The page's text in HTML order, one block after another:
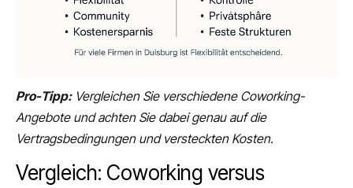
Pro-Tipp: Vergleichen Sie verschiedene Coworking-
Angebote und achten Sie dabei genau auf die
Vertragsbedingungen und versteckten Kosten.
Vergleich: Coworking versus